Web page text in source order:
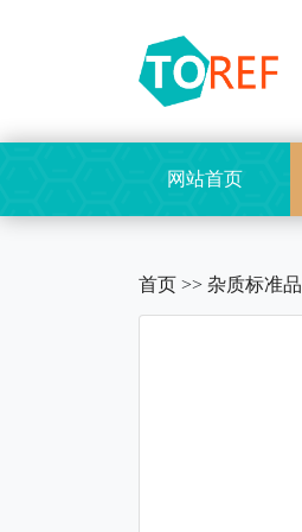
网站首页
首页 >> 杂质标准品